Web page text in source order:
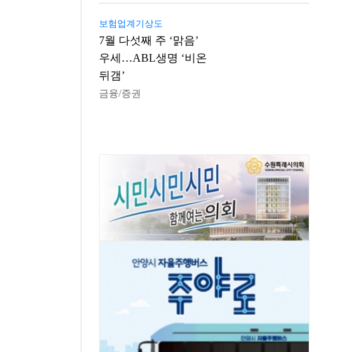
보험업계기상도
7월 다섯째 주 ‘맑음’
우세…ABL생명 ‘비온
뒤갬’
금융/증권